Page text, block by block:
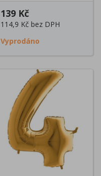
139 Kč
114,9 Kč bez DPH
Vyprodáno